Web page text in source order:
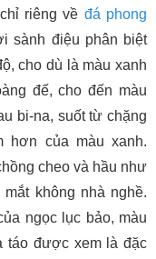
riêng về đá phong
sành điệu phân biệt
cho dù là màu xanh
đế, cho đến màu
bi-na, suốt từ chặng
hơn của màu xanh.
cheo và hầu như
không nhà nghề.
ngọc lục bảo, màu
táo được xem là đặc